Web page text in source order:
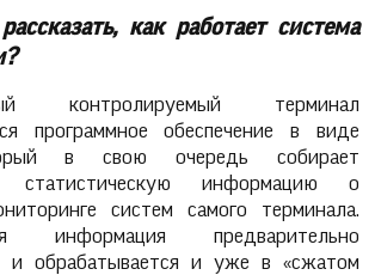
как работает система
контролируемый терминал
программное обеспечение в виде
в свою очередь собирает
статистическую информацию о
систем самого терминала.
информация предварительно
и обрабатывается и уже в «сжатом